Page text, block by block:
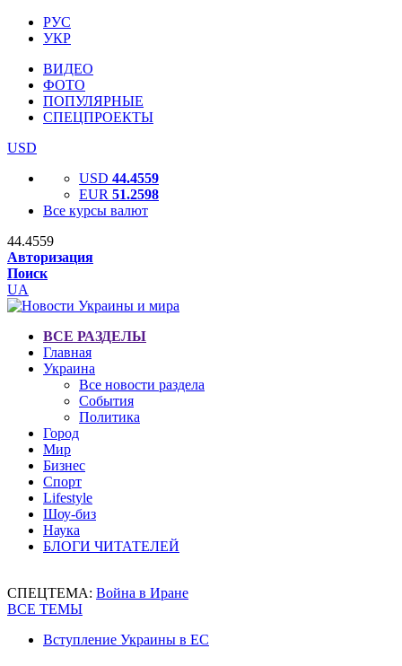
РУС
УКР
ВИДЕО
ФОТО
ПОПУЛЯРНЫЕ
СПЕЦПРОЕКТЫ
USD
USD 44.4559
EUR 51.2598
Все курсы валют
44.4559
Авторизация
Поиск
UA
ВСЕ РАЗДЕЛЫ
Главная
Украина
Все новости раздела
События
Политика
Город
Мир
Бизнес
Спорт
Lifestyle
Шоу-биз
Наука
БЛОГИ ЧИТАТЕЛЕЙ
СПЕЦТЕМА: Война в Иране
ВСЕ ТЕМЫ
Вступление Украины в ЕС